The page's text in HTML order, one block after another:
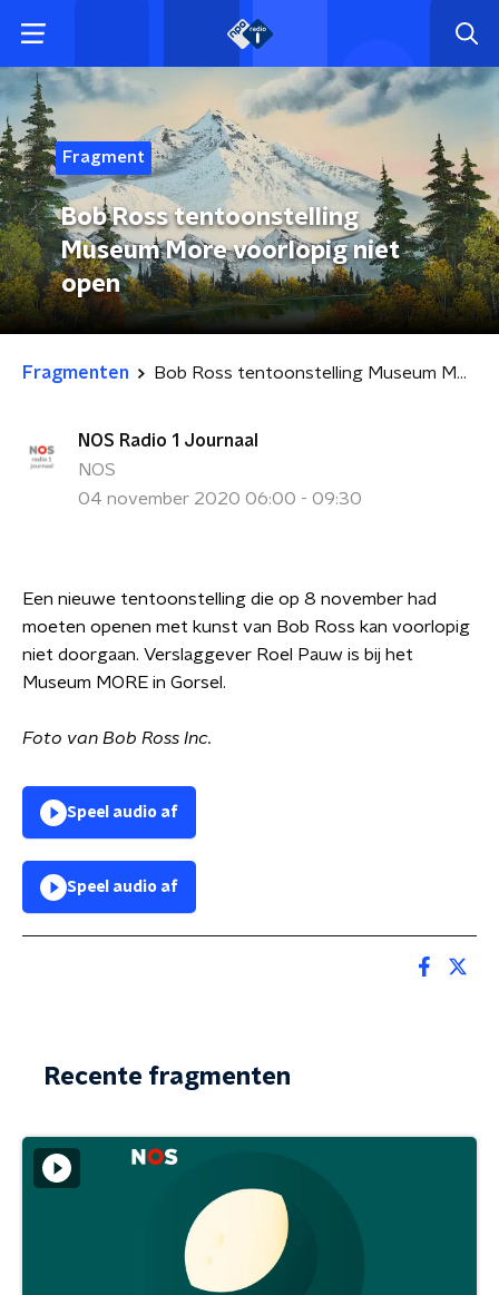
Fragment
Bob Ross tentoonstelling
Museum More voorlopig niet
open
Fragmenten Bob Ross tentoonstelling Museum More voorlopig niet open
NOS Radio 1 Journaal
NOS
04 november 2020 06:00 - 09:30
Een nieuwe tentoonstelling die op 8 november had
moeten openen met kunst van Bob Ross kan voorlopig
niet doorgaan. Verslaggever Roel Pauw is bij het
Museum MORE in Gorsel.
Foto van Bob Ross Inc.
Speel audio af
Speel audio af
Recente fragmenten